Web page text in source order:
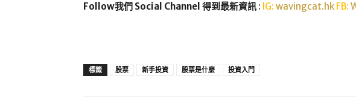
Follow我們 Social Channel 得到最新資訊 : IG: wavingcat.hkFB:
標籤 股票 新手投資 股票是什麼 投資入門